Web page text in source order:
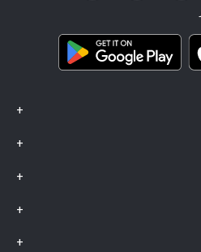
+
+
+
+
+